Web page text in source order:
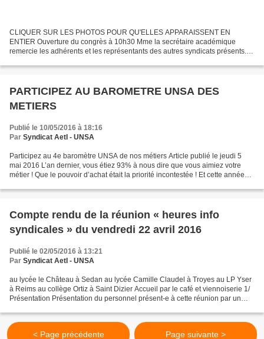
CLIQUER SUR LES PHOTOS POUR QU'ELLES APPARAISSENT EN
ENTIER Ouverture du congrès à 10h30 Mme la secrétaire académique
remercie les adhérents et les représentants des autres syndicats présents.
PARTICIPEZ AU BAROMETRE UNSA DES
METIERS
Publié le 10/05/2016 à 18:16
Par Syndicat AetI - UNSA
Participez au 4e baromètre UNSA de nos métiers Article publié le jeudi 5
mai 2016 L’an dernier, vous étiez 93% à nous dire que vous aimiez votre
métier ! Que le pouvoir d’achat était la priorité incontestée ! Et cette année
Compte rendu de la réunion « heures info
syndicales » du vendredi 22 avril 2016
Publié le 02/05/2016 à 13:21
Par Syndicat AetI - UNSA
au lycée le Château à Sedan au lycée Camille Claudel à Troyes au LP Yser
à Reims au collège Ortiz à Saint Dizier Accueil par le café et viennoiserie 1/
Présentation Présentation du personnel présent-e à cette réunion par un
< Page précédente Page suivante >